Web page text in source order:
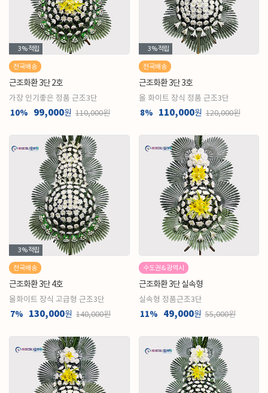
3%적립
전국배송
근조화환 3단 2호
가장 인기좋은 정품 근조3단
10% 99,000원 110,000원
3%적립
전국배송
근조화환 3단 3호
올 화이트 장식 정품 근조3단
8% 110,000원 120,000원
3%적립
전국배송
근조화환 3단 4호
올화이트 장식 고급형 근조3단
7% 130,000원 140,000원
수도권&광역시
근조화환 3단 실속형
실속형 정품근조3단
11% 49,000원 55,000원